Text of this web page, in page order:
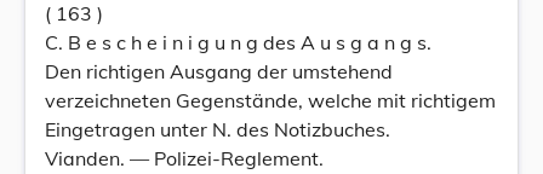
( 163 )
C. B e s c h e i n i g u n g des A u s g a n g s.
Den richtigen Ausgang der umstehend
verzeichneten Gegenstände, welche mit richtigem
Eingetragen unter N. des Notizbuches.
Vianden. — Polizei-Reglement.